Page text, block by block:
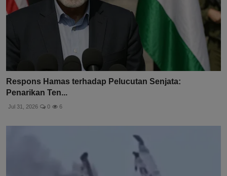
Respons Hamas terhadap Pelucutan Senjata:
Penarikan Ten...
Jul 31, 2026 0 6